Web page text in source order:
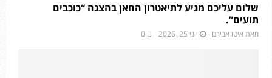
שלום עליכם מגיע לתיאטרון החאן בהצגה “כוכבים
תועים”.
מאת איטו אבירם יוני 25, 2026 0